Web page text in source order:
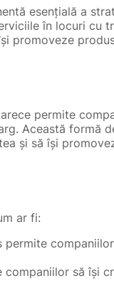
esențială a
în locuri cu
promoveze
permite
Această formă
și să își
ar fi:
să își